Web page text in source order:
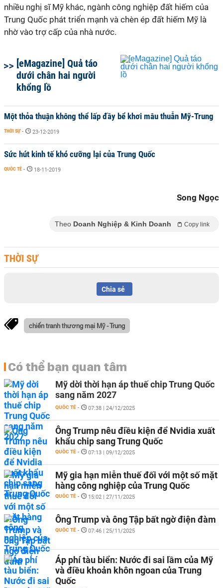
nhiều nghị sĩ Mỹ khác, ngành công nghiệp đất hiếm của
Trung Quốc phát triển mạnh và chèn ép đất hiếm Mỹ là
nhờ vào trợ cấp của nhà nước.
[eMagazine] Quả táo
dưới chân hai người
khổng lồ
Một thỏa thuận không thể lấp đầy bể khơi mâu thuẫn Mỹ-Trung
THỜI SỰ - 23-12-2019
Sức hút kinh tế khó cưỡng lại của Trung Quốc
QUỐC TẾ - 18-11-2019
Song Ngọc
Theo Doanh Nghiệp & Kinh Doanh Copy link
THỜI SỰ
Chia sẻ
chiến tranh thương mại Mỹ - Trung
Có thể bạn quan tâm
Mỹ dời thời hạn áp thuế chip Trung Quốc
sang năm 2027
QUỐC TẾ - 07:38 | 24/12/2025
Ông Trump nêu điều kiện để Nvidia xuất
khẩu chip sang Trung Quốc
QUỐC TẾ - 07:13 | 09/12/2025
Mỹ gia hạn miễn thuế đối với một số mặt
hàng công nghiệp của Trung Quốc
QUỐC TẾ - 15:02 | 27/11/2025
Ông Trump và ông Tập bất ngờ điện đàm
QUỐC TẾ - 07:46 | 25/11/2025
Áp phí tàu biển: Nước đi sai lầm của Mỹ
và điều khoản khôn ngoan của Trung
Quốc